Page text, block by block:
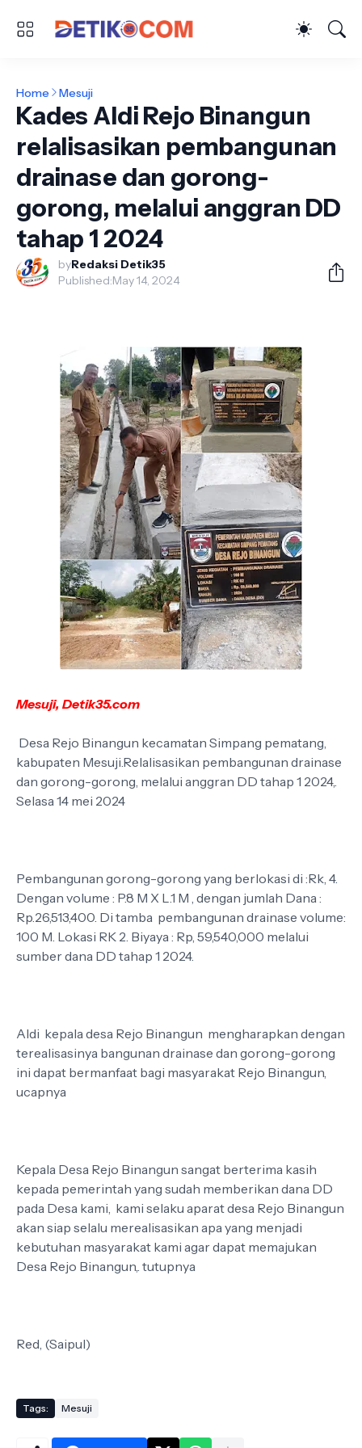
Home Mesuji
Kades Aldi Rejo Binangun
relalisasikan pembangunan
drainase dan gorong-
gorong, melalui anggran DD
tahap 1 2024
byRedaksi Detik35
Published:May 14, 2024
Mesuji, Detik35.com
Desa Rejo Binangun kecamatan Simpang pematang,
kabupaten Mesuji.Relalisasikan pembangunan drainase
dan gorong-gorong, melalui anggran DD tahap 1 2024,.
Selasa 14 mei 2024
Pembangunan gorong-gorong yang berlokasi di :Rk, 4.
Dengan volume : P.8 M X L.1 M , dengan jumlah Dana :
Rp.26,513,400. Di tamba pembangunan drainase volume:
100 M. Lokasi RK 2. Biyaya : Rp, 59,540,000 melalui
sumber dana DD tahap 1 2024.
Aldi kepala desa Rejo Binangun mengharapkan dengan
terealisasinya bangunan drainase dan gorong-gorong
ini dapat bermanfaat bagi masyarakat Rejo Binangun,
ucapnya
Kepala Desa Rejo Binangun sangat berterima kasih
kepada pemerintah yang sudah memberikan dana DD
pada Desa kami, kami selaku aparat desa Rejo Binangun
akan siap selalu merealisasikan apa yang menjadi
kebutuhan masyarakat kami agar dapat memajukan
Desa Rejo Binangun,. tutupnya
Red, (Saipul)
Tags: Mesuji